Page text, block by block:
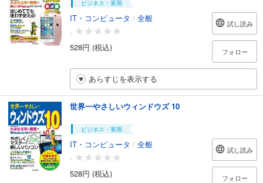
ビジネス・実用
IT・コンピュータ / 全般
-
528円 (税込)
試し読み
フォロー
あらすじを表示する
世界一やさしいウィンドウズ 10
ビジネス・実用
IT・コンピュータ / 全般
-
528円 (税込)
試し読み
フォロー